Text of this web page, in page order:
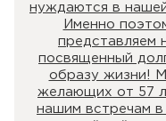
нуждаются в
Именно
представляем
посвященный
образу жизни!
желающих от 57
нашим встречам